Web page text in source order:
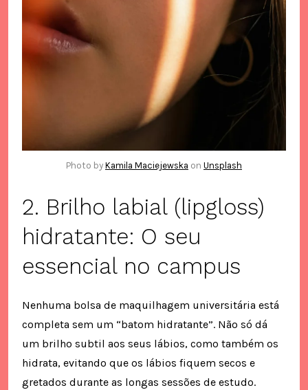
Photo by Kamila Maciejewska on Unsplash
2. Brilho labial (lipgloss)
hidratante: O seu
essencial no campus
Nenhuma bolsa de maquilhagem universitária está
completa sem um “batom hidratante”. Não só dá
um brilho subtil aos seus lábios, como também os
hidrata, evitando que os lábios fiquem secos e
gretados durante as longas sessões de estudo.